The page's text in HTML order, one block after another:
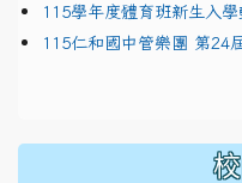
115學年度體育班新生入學
115仁和國中管樂團 第24